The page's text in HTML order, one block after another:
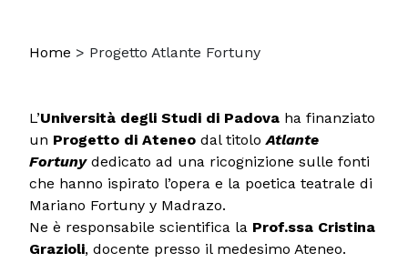
Home > Progetto Atlante Fortuny
L’Università degli Studi di Padova ha finanziato
un Progetto di Ateneo dal titolo Atlante
Fortuny dedicato ad una ricognizione sulle fonti
che hanno ispirato l’opera e la poetica teatrale di
Mariano Fortuny y Madrazo.
Ne è responsabile scientifica la Prof.ssa Cristina
Grazioli, docente presso il medesimo Ateneo.